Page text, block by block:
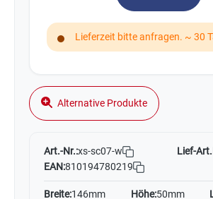
Lieferzeit bitte anfragen. ~ 30
Alternative Produkte
Art.-Nr.:xs-sc07-w Lief-
EAN:810194780219
Breite:146mm Höhe:50mm